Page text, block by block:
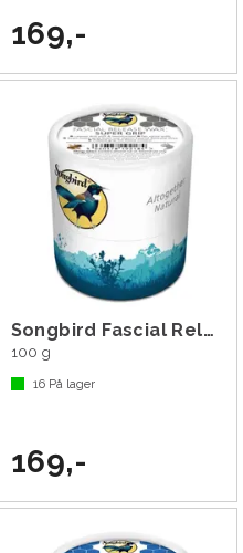
169,-
Songbird Fascial Release Wax: Super Grip
100 g
16På lager
169,-